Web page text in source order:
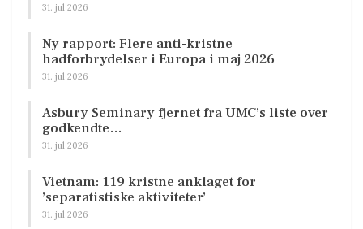
31. jul 2026
Ny rapport: Flere anti-kristne
hadforbrydelser i Europa i maj 2026
31. jul 2026
Asbury Seminary fjernet fra UMC’s liste over
godkendte…
31. jul 2026
Vietnam: 119 kristne anklaget for
’separatistiske aktiviteter’
31. jul 2026